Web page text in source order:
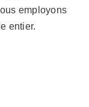
employons
entier.